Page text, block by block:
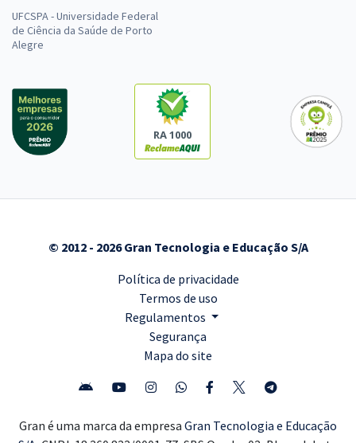
UFCSPA - Universidade Federal
de Ciência da Saúde de Porto
Alegre
RA 1000
© 2012 - 2026 Gran Tecnologia e Educação S/A
Política de privacidade
Termos de uso
Regulamentos
Segurança
Mapa do site
Gran é uma marca da empresa Gran Tecnologia e Educação